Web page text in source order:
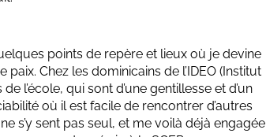
points de repère et lieux où je devine
Chez les dominicains de l’IDEO (Institut
l’école, qui sont d’une gentillesse et d’un
où il est facile de rencontrer d’autres
s’y sent pas seul, et me voilà déjà engagée